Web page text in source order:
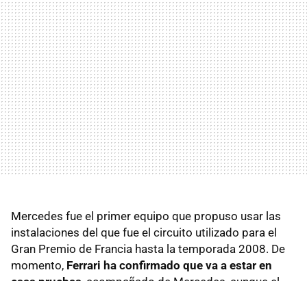
Mercedes fue el primer equipo que propuso usar las
instalaciones del que fue el circuito utilizado para el
Gran Premio de Francia hasta la temporada 2008. De
momento, Ferrari ha confirmado que va a estar en